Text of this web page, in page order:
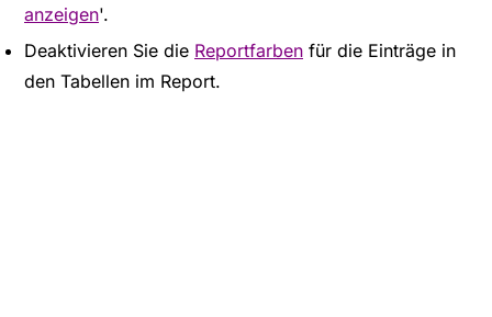
anzeigen'.
Deaktivieren Sie die Reportfarben für die Einträge in
den Tabellen im Report.